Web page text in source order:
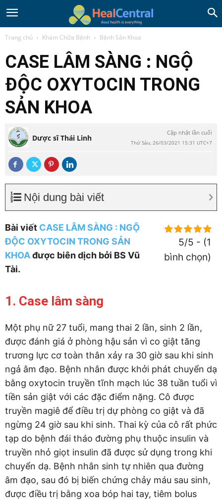
Trang chủ Khám Chữa Bệnh Bệnh Sản Khoa
CASE LÂM SÀNG : NGỘ
ĐỘC OXYTOCIN TRONG
SẢN KHOA
Dược sĩ Thái Linh
Cập nhật lần cuối
Thứ Sáu, 26/03/2021 15:31 UTC+7
Nội dung bài viết
5/5 - (1
bình chọn)
Bài viết CASE LÂM SÀNG : NGỘ
ĐỘC OXYTOCIN TRONG SẢN
KHOAđược biên dịch bởi BS Vũ
Tài.
1. Case lâm sàng
Một phụ nữ 27 tuổi, mang thai 2 lần, sinh 2 lần,
được đánh giá ở phòng hậu sản vì co giật tăng
trương lực cơ toàn thân xảy ra 30 giờ sau khi sinh
ngả âm đạo. Bệnh nhân được khởi phát chuyển dạ
bằng oxytocin truyền tĩnh mạch lúc 38 tuần tuổi vì
tiền sản giật với các đặc điểm nặng. Cô được
truyền magiê để điều trị dự phòng co giật và đã
ngừng 24 giờ sau khi sinh. Thai kỳ của cô rất phức
tạp do bệnh đái tháo đường phụ thuộc insulin và
truyền nhỏ giọt insulin đã được sử dụng trong khi
chuyển dạ. Bệnh nhân sinh tự nhiên qua đường
âm đạo, sau đó bị biến chứng chảy máu sau sinh,
được điều trị bằng xoa bóp hai tay, tiêm bolus